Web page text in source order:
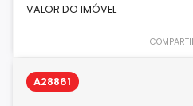
VALOR DO IMÓVEL
A28861